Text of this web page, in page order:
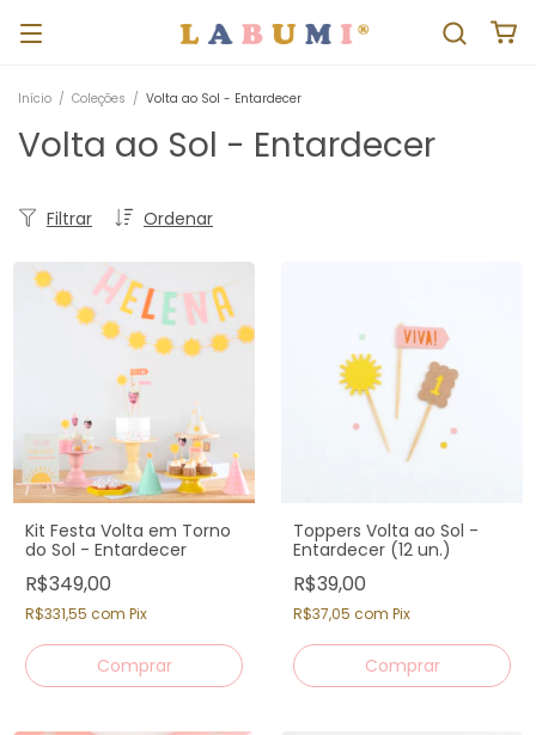
Início / Coleções / Volta ao Sol - Entardecer
Volta ao Sol - Entardecer
Ordenar
Filtrar
Kit Festa Volta em Torno
do Sol - Entardecer
R$349,00
R$331,55 com Pix
Toppers Volta ao Sol -
Entardecer (12 un.)
R$39,00
R$37,05 com Pix